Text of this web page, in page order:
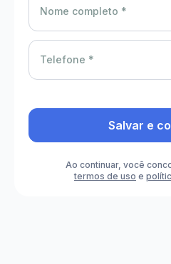
Nome completo *
Telefone *
Salvar e
Ao continuar, você
termos de uso e